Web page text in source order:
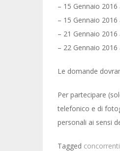
– 15 Gennaio
– 15 Gennaio 2016
– 21 Gennaio 2016
– 22 Gennaio 2016
Le domande
Per partecipare
telefonico e di
personali ai sensi
Tagged concorrenti